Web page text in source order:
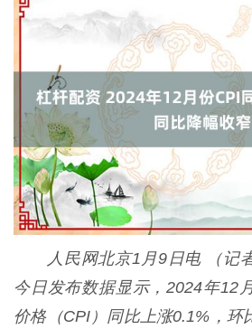
人民网北京1月9日电 （记
今日发布数据显示，2024年12
价格（CPI）同比上涨0.1%，环